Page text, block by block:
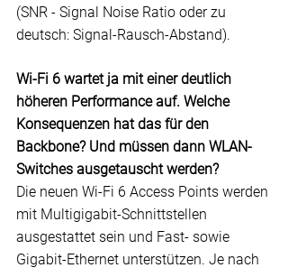
(SNR - Signal Noise Ratio oder zu
deutsch: Signal-Rausch-Abstand).
Wi-Fi 6 wartet ja mit einer deutlich
höheren Performance auf. Welche
Konsequenzen hat das für den
Backbone? Und müssen dann WLAN-
Switches ausgetauscht werden?
Die neuen Wi-Fi 6 Access Points werden
mit Multigigabit-Schnittstellen
ausgestattet sein und Fast- sowie
Gigabit-Ethernet unterstützen. Je nach